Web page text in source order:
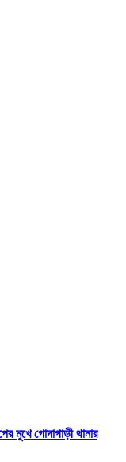
মুখে গোদাগাড়ী থানার